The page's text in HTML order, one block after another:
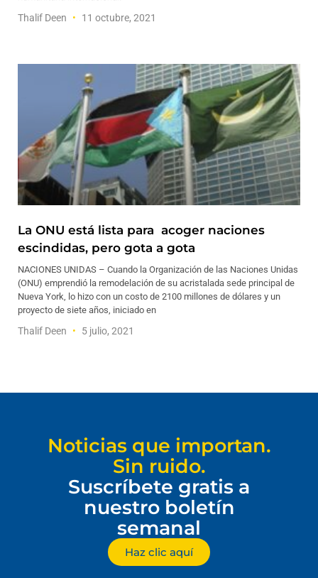
Thalif Deen 11 octubre, 2021
La ONU está lista para acoger naciones
escindidas, pero gota a gota
NACIONES UNIDAS – Cuando la Organización de las Naciones Unidas
(ONU) emprendió la remodelación de su acristalada sede principal de
Nueva York, lo hizo con un costo de 2100 millones de dólares y un
proyecto de siete años, iniciado en
Thalif Deen 5 julio, 2021
Noticias que importan.
Sin ruido.
Suscríbete gratis a
nuestro boletín
semanal
Haz clic aquí